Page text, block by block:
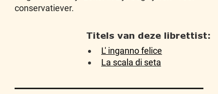
conservatiever.
Titels van deze librettist:
L' inganno felice
La scala di seta